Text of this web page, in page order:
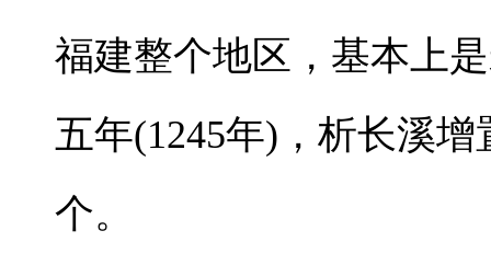
福建整个地区，基本上
五年(1245年)，析长溪
个。